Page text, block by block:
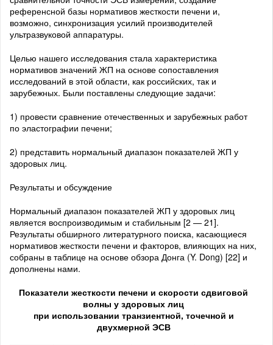
референсной базы нормативов жесткости печени и,
возможно, синхронизация усилий производителей
ультразвуковой аппаратуры.
Целью нашего исследования стала характеристика
нормативов значений ЖП на основе сопоставления
исследований в этой области, как российских, так и
зарубежных. Были поставлены следующие задачи:
1) провести сравнение отечественных и зарубежных работ
по эластографии печени;
2) представить нормальный диапазон показателей ЖП у
здоровых лиц.
Результаты и обсуждение
Нормальный диапазон показателей ЖП у здоровых лиц
является воспроизводимым и стабильным [2 — 21].
Результаты обширного литературного поиска, касающиеся
нормативов жесткости печени и факторов, влияющих на них,
собраны в таблице на основе обзора Донга (Y. Dong) [22] и
дополнены нами.
Показатели жесткости печени и скорости сдвиговой
волны у здоровых лиц
при использовании транзиентной, точечной и
двухмерной ЭСВ